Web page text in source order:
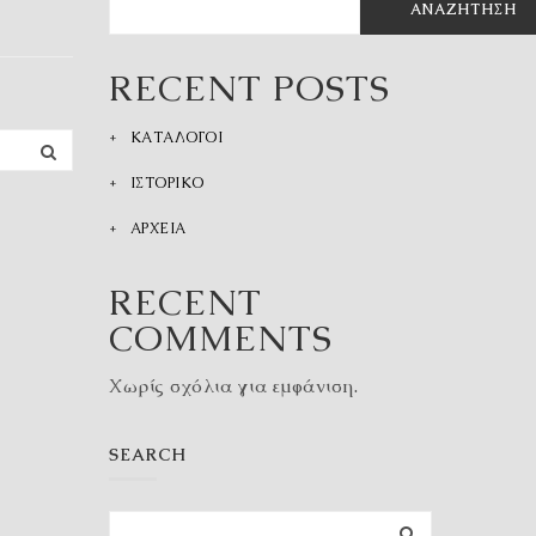
ΑΝΑΖΉΤΗΣΗ
RECENT POSTS
ΚΑΤΑΛΟΓΟΙ
ΙΣΤΟΡΙΚΟ
ΑΡΧΕΙΑ
RECENT
COMMENTS
Χωρίς σχόλια για εμφάνιση.
SEARCH